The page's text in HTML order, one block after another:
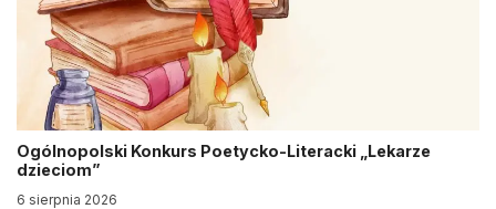
Ogólnopolski Konkurs Poetycko-Literacki „Lekarze
dzieciom”
6 sierpnia 2026